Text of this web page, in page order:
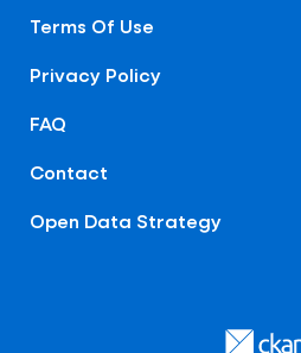
Terms Of Use
Privacy Policy
FAQ
Contact
Open Data Strategy